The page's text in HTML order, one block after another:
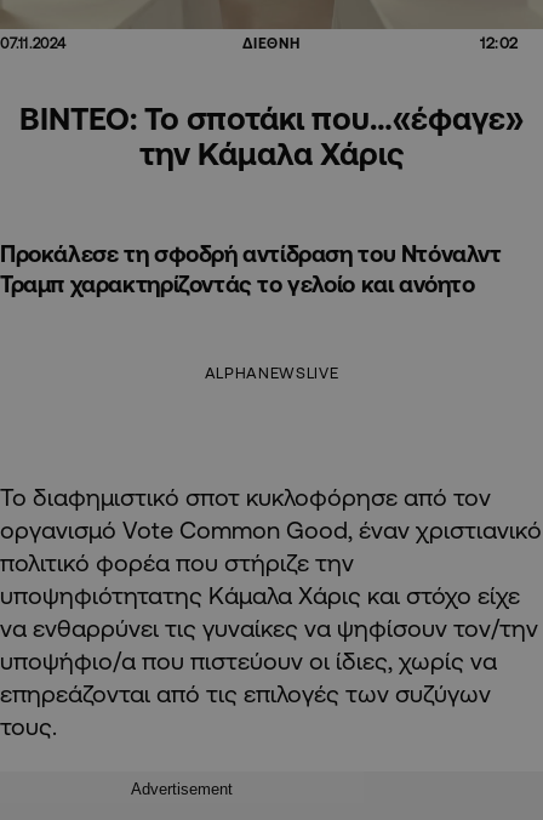
07.11.2024 ΔΙΕΘΝΗ 12:02
ΒΙΝΤΕΟ: Το σποτάκι που…«έφαγε»
την Κάμαλα Χάρις
Προκάλεσε τη σφοδρή αντίδραση του Ντόναλντ
Τραμπ χαρακτηρίζοντάς το γελοίο και ανόητο
ALPHANEWSLIVE
Το διαφημιστικό σποτ κυκλοφόρησε από τον
οργανισμό Vote Common Good, έναν χριστιανικό
πολιτικό φορέα που στήριζε την
υποψηφιότητατης Κάμαλα Χάρις και στόχο είχε
να ενθαρρύνει τις γυναίκες να ψηφίσουν τον/την
υποψήφιο/α που πιστεύουν οι ίδιες, χωρίς να
επηρεάζονται από τις επιλογές των συζύγων
τους.
Advertisement